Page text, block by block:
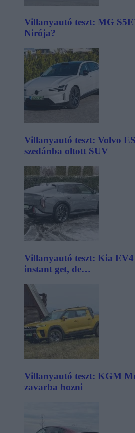
Villanyautó teszt: MG
Nirója?
Villanyautó teszt: Volvo
szedánba oltott SUV
Villanyautó teszt: Kia
instant get, de…
Villanyautó teszt: KGM
zavarba hozni